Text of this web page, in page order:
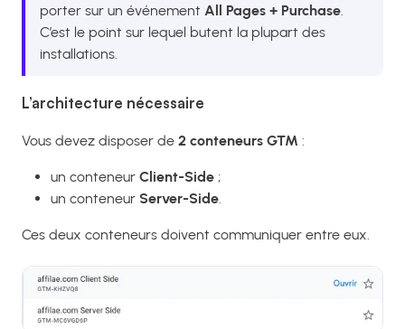
porter sur un événement All Pages + Purchase
C’est le point sur lequel butent la plupart des
installations.
L’architecture nécessaire
Vous devez disposer de 2 conteneurs GTM :
un conteneur Client-Side ;
un conteneur Server-Side.
Ces deux conteneurs doivent communiquer entre eux.